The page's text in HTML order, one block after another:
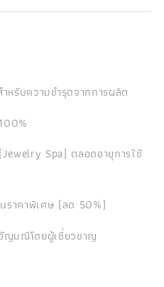
รับความชำรุดจากการผลิต
Spa) ตลอดอายุการใช้
ราคาพิเศษ (ลด 50%)
ญมณีโดยผู้เชี่ยวชาญ